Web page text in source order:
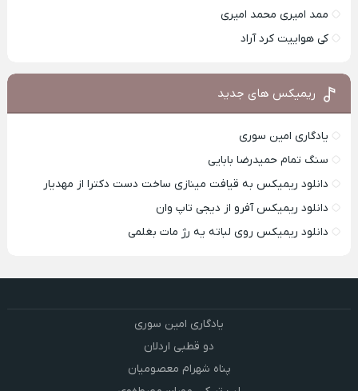
ممد امیری محمد امیری
کی هواییت کرد آراد
ریمیکس های جدید
یادگاری امین سوری
سنگ تمام حمیدرضا بابایی
دانلود ریمیکس به قیافت مینازی ساخت دست دکترا از مهدیار
دانلود ریمیکس آفرو از ديجی تاپ وان
دانلود ریمیکس روی لباته یه رژ مات بغلمی
یادگاری امین سوری
دو قطبی اردلان
پناه شهرام معصومیان